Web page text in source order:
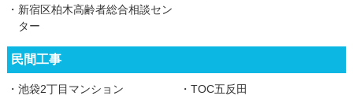
・新宿区柏木高齢者総合相談セン
ター
民間工事
・池袋2丁目マンション
・TOC五反田